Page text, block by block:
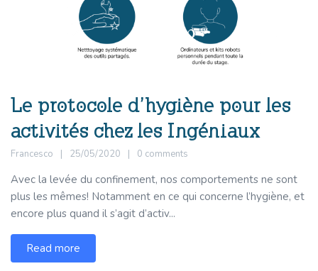
Le protocole d’hygiène pour les
activités chez les Ingéniaux
Francesco 25/05/2020 0 comments
Avec la levée du confinement, nos comportements ne sont
plus les mêmes! Notamment en ce qui concerne l’hygiène, et
encore plus quand il s’agit d’activ...
Read more